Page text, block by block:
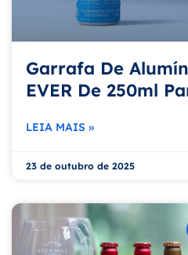
Garrafa De
EVER De 250ml
LEIA MAIS »
23 de outubro de 2025